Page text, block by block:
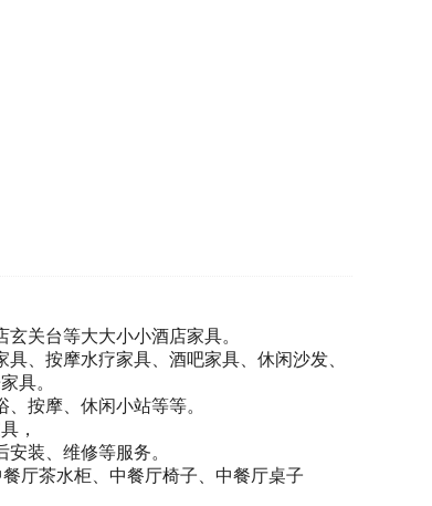
关台等大大小小酒店家具。
、按摩水疗家具、酒吧家具、休闲沙发、
具。
按摩、休闲小站等等。
，
装、维修等服务。
厅茶水柜、中餐厅椅子、中餐厅桌子